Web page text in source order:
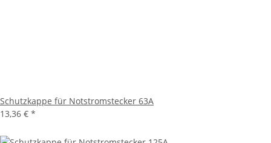
Schutzkappe für Notstromstecker 63A
13,36 € *